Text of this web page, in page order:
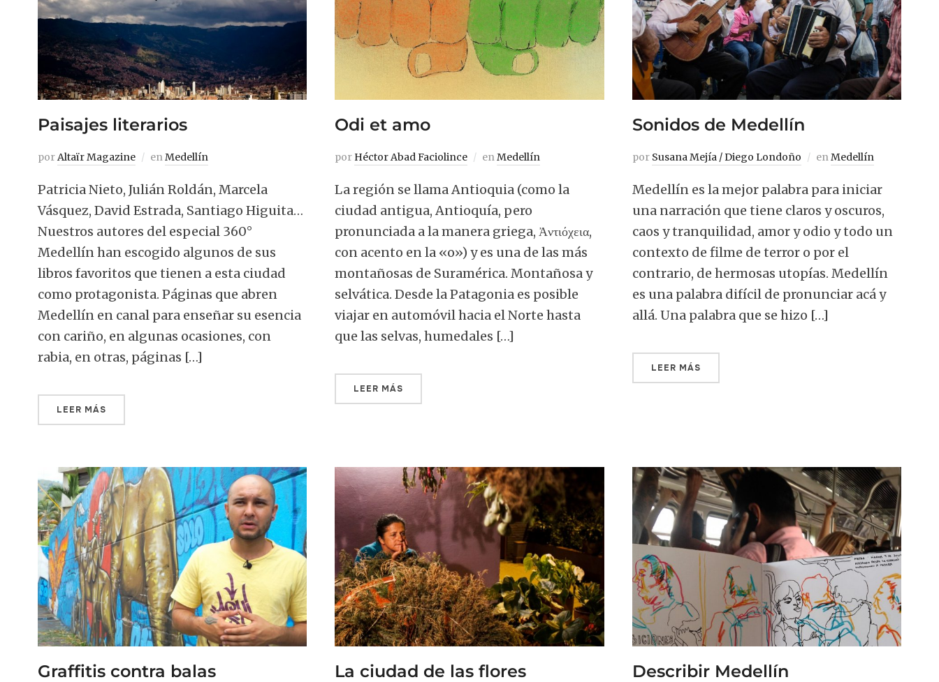
Paisajes literarios
porAltaïr Magazine enMedellín
Patricia Nieto, Julián Roldán, Marcela
Vásquez, David Estrada, Santiago Higuita…
Nuestros autores del especial 360°
Medellín han escogido algunos de sus
libros favoritos que tienen a esta ciudad
como protagonista. Páginas que abren
Medellín en canal para enseñar su esencia
con cariño, en algunas ocasiones, con
rabia, en otras, páginas […]
LEER MÁS
Odi et amo
por Héctor Abad Faciolince enMedellín
La región se llama Antioquia (como la
ciudad antigua, Antioquía, pero
pronunciada a la manera griega, Ἀντιόχεια,
con acento en la «o») y es una de las más
montañosas de Suramérica. Montañosa y
selvática. Desde la Patagonia es posible
viajar en automóvil hacia el Norte hasta
que las selvas, humedales […]
LEER MÁS
Sonidos de Medellín
por Susana Mejía / Diego Londoño enMedellín
Medellín es la mejor palabra para iniciar
una narración que tiene claros y oscuros,
caos y tranquilidad, amor y odio y todo un
contexto de filme de terror o por el
contrario, de hermosas utopías. Medellín
es una palabra difícil de pronunciar acá y
allá. Una palabra que se hizo […]
LEER MÁS
Graffitis contra balas La ciudad de las flores Describir Medellín